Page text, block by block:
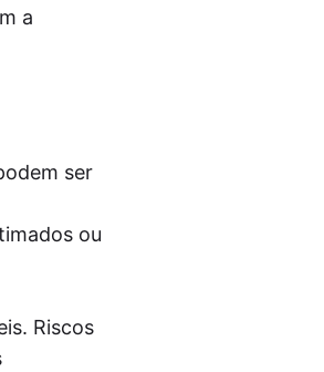
a
ser
ou
Riscos